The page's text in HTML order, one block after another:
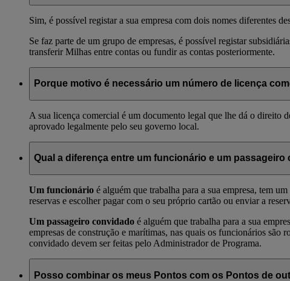
Sim, é possível registar a sua empresa com dois nomes diferentes
Se faz parte de um grupo de empresas, é possível registar
transferir Milhas entre contas ou fundir as contas posteriormente.
Porque motivo é necessário um número de licença
A sua licença comercial é um documento legal que lhe dá o direito
aprovado legalmente pelo seu governo local.
Qual a diferença entre um funcionário e um passageiro
Um funcionário é alguém que trabalha para a sua empresa, tem
reservas e escolher pagar com o seu próprio cartão ou enviar a
Um passageiro convidado é alguém que trabalha para a sua
empresas de construção e marítimas, nas quais os funcionários são
convidado devem ser feitas pelo Administrador de Programa.
Posso combinar os meus Pontos com os Pontos de